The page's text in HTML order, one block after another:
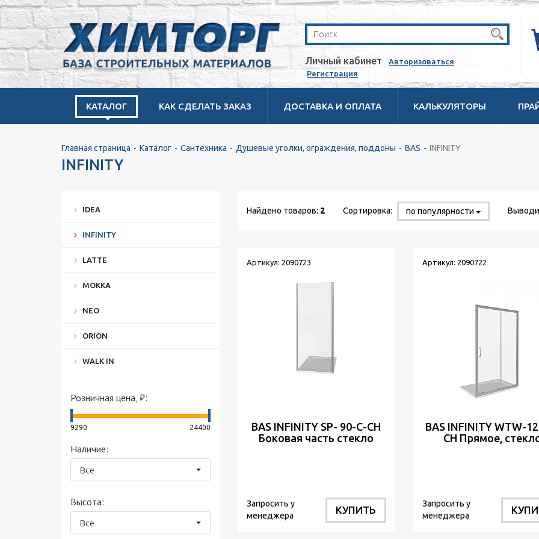
Личный кабинет
Авторизоваться
Регистрация
КАТАЛОГ КАК СДЕЛАТЬ ЗАКАЗ ДОСТАВКА И ОПЛАТА КАЛЬКУЛЯТОРЫ
Главная страница Каталог Сантехника Душевые уголки, ограждения, поддоны BAS INFINITY
INFINITY
IDEA
INFINITY
LATTE
MOKKA
NEO
ORION
WALK IN
Розничная цена, ₽:
9290 24400
Наличие:
Все
Высота:
Все
Найдено товаров: 2 Сортировка: по популярности
Артикул: 2090723
BAS INFINITY SP- 90-С-CH
Боковая часть стекло
Запросить у
менеджера
КУПИТЬ
Артикул: 2090722
BAS INFINITY WTW-
CH Прямое,
Запросить у
менеджера